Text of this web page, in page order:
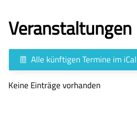
Veranstaltungen
Alle künftigen Termine im
Keine Einträge vorhanden